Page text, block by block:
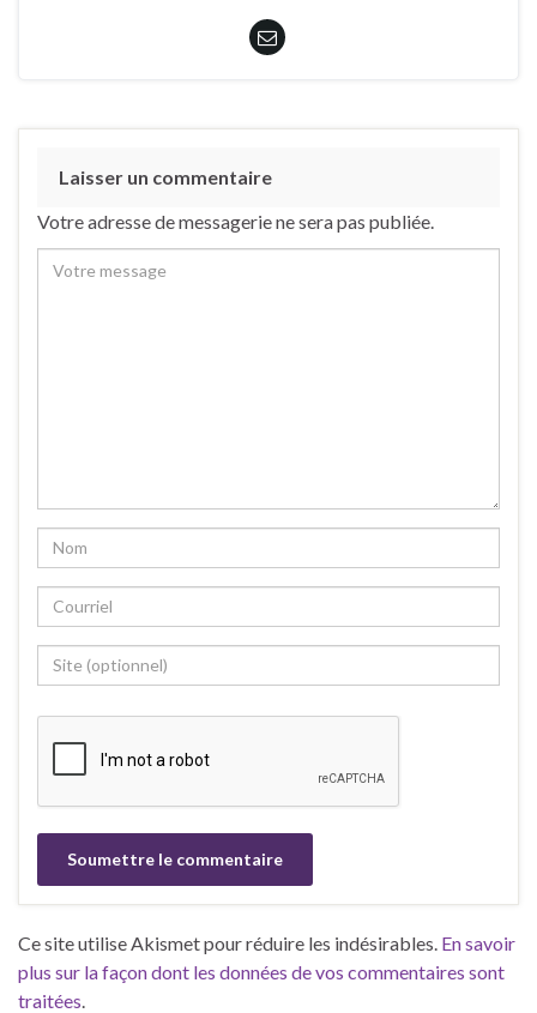
Laisser un commentaire
Votre adresse de messagerie ne sera pas publiée.
Ce site utilise Akismet pour réduire les indésirables. En savoir
plus sur la façon dont les données de vos commentaires sont
traitées.